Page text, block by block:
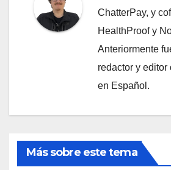
ChatterPay, y
HealthProof y
Anteriormente
redactor y editor
en Español.
Más sobre este tema